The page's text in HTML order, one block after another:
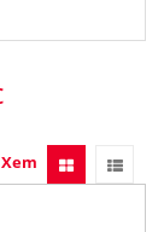
Xem